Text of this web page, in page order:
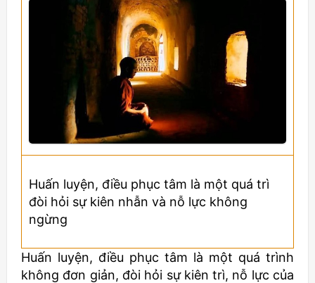
Huấn luyện, điều phục tâm là một quá trì
đòi hỏi sự kiên nhẫn và nỗ lực không
ngừng
Huấn luyện, điều phục tâm là một quá trình
không đơn giản, đòi hỏi sự kiên trì, nỗ lực của